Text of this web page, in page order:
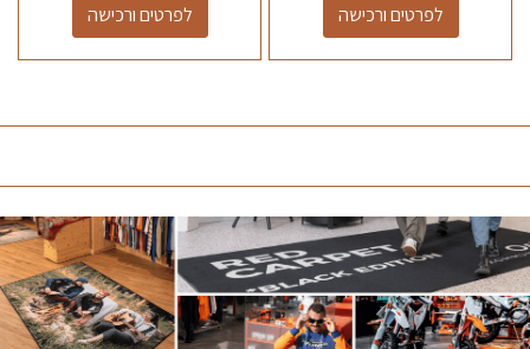
לפרטים ורכישה לפרטים ורכישה